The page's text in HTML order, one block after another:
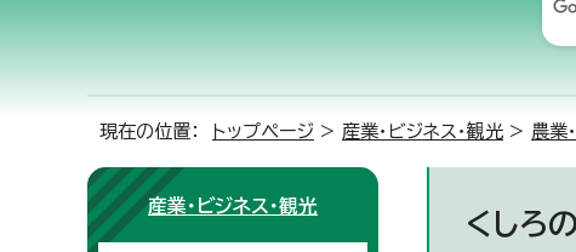
現在の位置： トップページ > 産業・ビジネス・観光 > 農業
くしろ
産業・ビジネス・観光